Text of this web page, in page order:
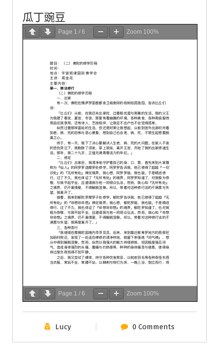
瓜丁豌豆
Page 1 / 6 Zoom 100%
Page 1 / 6 Zoom 100%
Lucy 0 Comments